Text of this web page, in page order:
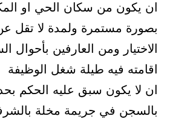
ان يكون من سكان الحي او
الاختيار ومن العارفين بأحوال
اقامته فيه طيلة شغل الوظيفة
ان لا يكون سبق عليه الحكم
بالسجن في جريمة مخلة بالشرف